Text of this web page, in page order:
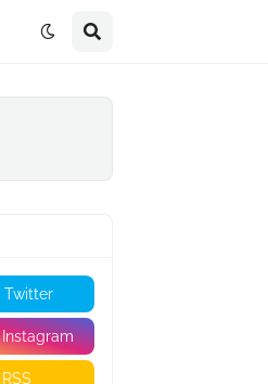
Twitter
Instagram
RSS